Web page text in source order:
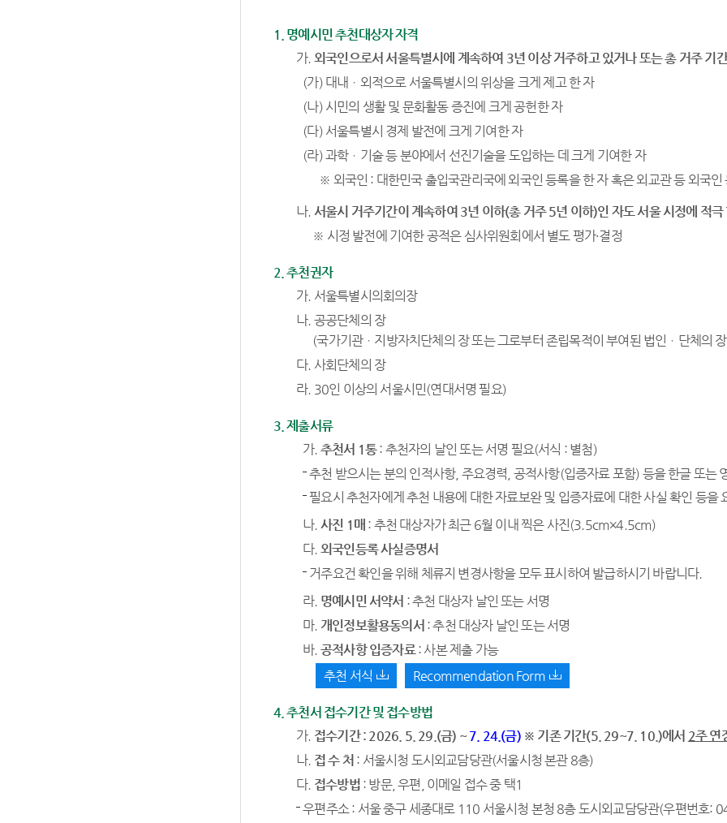
1. 명예시민 추천대상자 자격
가. 외국인으로서 서울특별시에 계속하여 3년 이상 거주하고 있거나 또는 총 거주 기
(가) 대내ㆍ외적으로 서울특별시의 위상을 크게 제고 한 자
(나) 시민의 생활 및 문화활동 증진에 크게 공헌한 자
(다) 서울특별시 경제 발전에 크게 기여한 자
(라) 과학ㆍ기술 등 분야에서 선진기술을 도입하는 데 크게 기여한 자
※ 외국인 : 대한민국 출입국관리국에 외국인 등록을 한 자 혹은 외교관 등 외국인
나. 서울시 거주기간이 계속하여 3년 이하(총 거주 5년 이하)인 자도 서울 시정에 적
※ 시정 발전에 기여한 공적은 심사위원회에서 별도 평가·결정
2. 추천권자
가. 서울특별시의회의장
나. 공공단체의 장
(국가기관ㆍ지방자치단체의 장 또는 그로부터 존립목적이 부여된 법인ㆍ단체의
다. 사회단체의 장
라. 30인 이상의 서울시민(연대서명 필요)
3. 제출서류
가. 추천서 1통 : 추천자의 날인 또는 서명 필요(서식 : 별첨)
추천 받으시는 분의 인적사항, 주요경력, 공적사항(입증자료 포함) 등을 한글 또는
필요시 추천자에게 추천 내용에 대한 자료보완 및 입증자료에 대한 사실 확인 등을
나. 사진 1매 : 추천 대상자가 최근 6월 이내 찍은 사진(3.5cm×4.5cm)
다. 외국인등록 사실증명서
거주요건 확인을 위해 체류지 변경사항을 모두 표시하여 발급하시기 바랍니다.
라. 명예시민 서약서 : 추천 대상자 날인 또는 서명
마. 개인정보활용동의서 : 추천 대상자 날인 또는 서명
바. 공적사항 입증자료 : 사본 제출 가능
추천 서식
Recommendation Form
4. 추천서 접수기간 및 접수방법
가. 접수기간 : 2026. 5. 29.(금) ~7. 24.(금)※ 기존 기간(5. 29~7. 10.)에서 2주 연
나. 접 수 처 : 서울시청 도시외교담당관(서울시청 본관 8층)
다. 접수방법 : 방문, 우편, 이메일 접수 중 택1
우편주소 : 서울 중구 세종대로 110 서울시청 본청 8층 도시외교담당관(우편번호: